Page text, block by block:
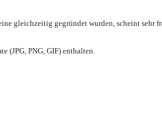
gleichzeitig gegründet wurden, scheint sehr
(JPG, PNG, GIF) enthalten.